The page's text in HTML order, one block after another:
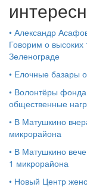
• Александр
Говорим о
Зеленограде
• Елочные базары
• Волонтёры
общественные
• В Матушкино
микрорайона
• В Матушкино
1 микрорайона
• Новый Центр